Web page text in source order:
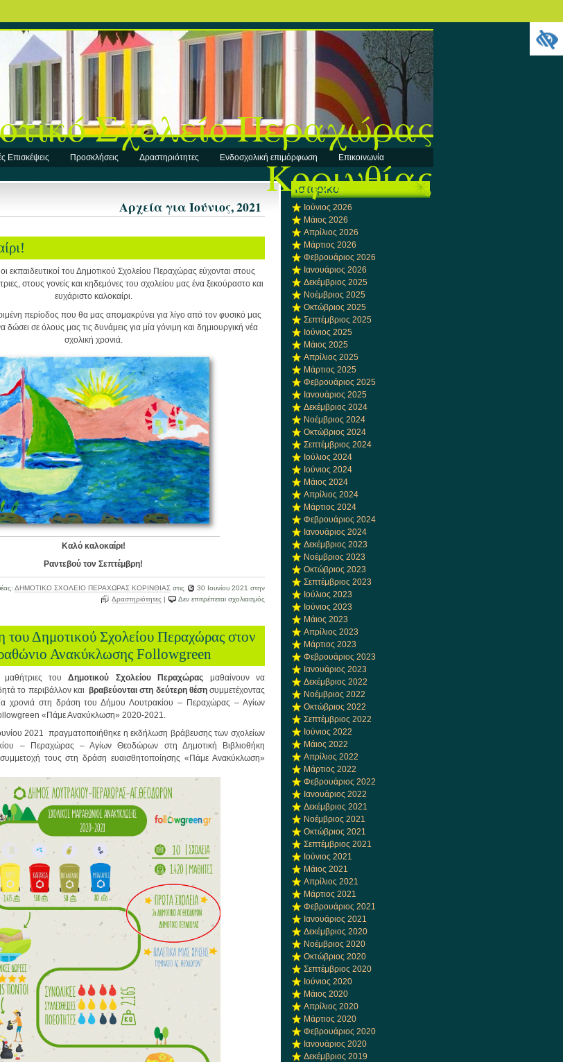
Σχολείο Περαχώρας
Κορινθίας
Επισκέψεις Προσκλήσεις Δραστηριότητες Ενδοσχολική επιμόρφωση Επικοινωνία
Αρχεία για Ιούνιος, 2021
οι εκπαιδευτικοί του Δημοτικού Σχολείου Περαχώρας εύχονται στους
στους γονείς και κηδεμόνες του σχολείου μας ένα ξεκούραστο και
ευχάριστο καλοκαίρι.
περίοδος που θα μας απομακρύνει για λίγο από τον φυσικό μας
δώσει σε όλους μας τις δυνάμεις για μία γόνιμη και δημιουργική νέα
σχολική χρονιά.
Καλό καλοκαίρι!
Ραντεβού τον Σεπτέμβρη!
ΔΗΜΟΤΙΚΟ ΣΧΟΛΕΙΟ ΠΕΡΑΧΩΡΑΣ ΚΟΡΙΝΘΙΑΣ στις 30 Ιουνίου 2021 στην
Δραστηριότητες | Δεν επιτρέπεται σχολιασμός
καλοκαίρι!
του Δημοτικού Σχολείου Περαχώρας στον
Ανακύκλωσης Followgreen
μαθήτριες τουΔημοτικού Σχολείου Περαχώρας μαθαίνουν να
το περιβάλλον καιβραβεύονται στη δεύτερη θέσησυμμετέχοντας
χρονιά στη δράση του Δήμου Λουτρακίου – Περαχώρας – Αγίων
«Πάμε Ανακύκλωση» 2020-2021.
2021 πραγματοποιήθηκε η εκδήλωση βράβευσης των σχολείων
– Περαχώρας – Αγίων Θεοδώρων στη Δημοτική Βιβλιοθήκη
τους στη δράση ευαισθητοποίησης «Πάμε Ανακύκλωση»
Ιστορικό
Ιούνιος 2026
Μάιος 2026
Απρίλιος 2026
Μάρτιος 2026
Φεβρουάριος 2026
Ιανουάριος 2026
Δεκέμβριος 2025
Νοέμβριος 2025
Οκτώβριος 2025
Σεπτέμβριος 2025
Ιούνιος 2025
Μάιος 2025
Απρίλιος 2025
Μάρτιος 2025
Φεβρουάριος 2025
Ιανουάριος 2025
Δεκέμβριος 2024
Νοέμβριος 2024
Οκτώβριος 2024
Σεπτέμβριος 2024
Ιούλιος 2024
Ιούνιος 2024
Μάιος 2024
Απρίλιος 2024
Μάρτιος 2024
Φεβρουάριος 2024
Ιανουάριος 2024
Δεκέμβριος 2023
Νοέμβριος 2023
Οκτώβριος 2023
Σεπτέμβριος 2023
Ιούλιος 2023
Ιούνιος 2023
Μάιος 2023
Απρίλιος 2023
Μάρτιος 2023
Φεβρουάριος 2023
Ιανουάριος 2023
Δεκέμβριος 2022
Νοέμβριος 2022
Οκτώβριος 2022
Σεπτέμβριος 2022
Ιούνιος 2022
Μάιος 2022
Απρίλιος 2022
Μάρτιος 2022
Φεβρουάριος 2022
Ιανουάριος 2022
Δεκέμβριος 2021
Νοέμβριος 2021
Οκτώβριος 2021
Σεπτέμβριος 2021
Ιούνιος 2021
Μάιος 2021
Απρίλιος 2021
Μάρτιος 2021
Φεβρουάριος 2021
Ιανουάριος 2021
Δεκέμβριος 2020
Νοέμβριος 2020
Οκτώβριος 2020
Σεπτέμβριος 2020
Ιούνιος 2020
Μάιος 2020
Απρίλιος 2020
Μάρτιος 2020
Φεβρουάριος 2020
Ιανουάριος 2020
Δεκέμβριος 2019